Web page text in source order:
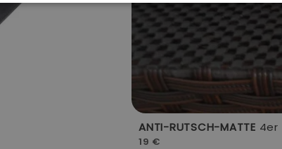
ANTI-RUTSCH-MATTE 4er
19 €